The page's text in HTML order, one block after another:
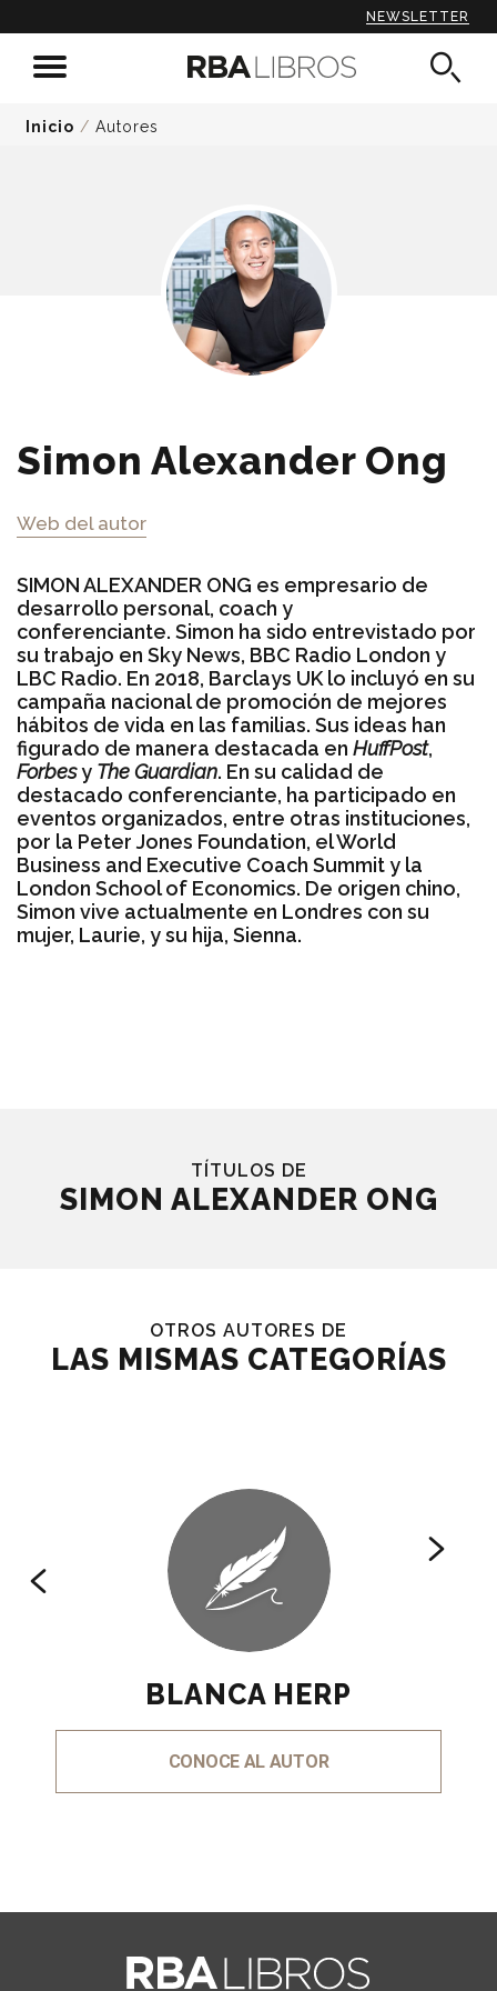
NEWSLETTER
Inicio / Autores
Simon Alexander Ong
Web del autor
SIMON ALEXANDER ONG es empresario de
desarrollo personal, coach y
conferenciante. Simon ha sido entrevistado por
su trabajo en Sky News, BBC Radio London y
LBC Radio. En 2018, Barclays UK lo incluyó en su
campaña nacional de promoción de mejores
hábitos de vida en las familias. Sus ideas han
figurado de manera destacada en HuffPost,
Forbesy The Guardian. En su calidad de
destacado conferenciante, ha participado en
eventos organizados, entre otras instituciones,
por la Peter Jones Foundation, el World
Business and Executive Coach Summit y la
London School of Economics. De origen chino,
Simon vive actualmente en Londres con su
mujer, Laurie, y su hija, Sienna.
TÍTULOS DE
SIMON ALEXANDER ONG
OTROS AUTORES DE
LAS MISMAS CATEGORÍAS
BLANCA HERP
CONOCE AL AUTOR